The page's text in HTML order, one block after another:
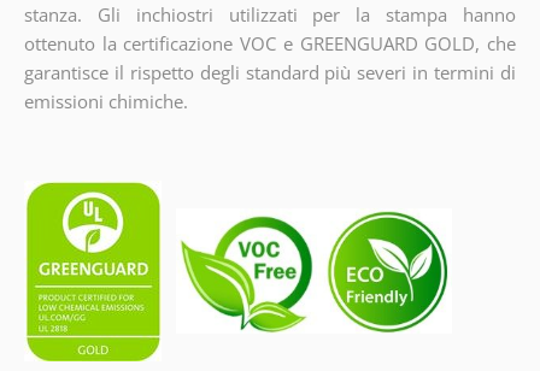
stanza. Gli inchiostri utilizzati per la stampa hanno
ottenuto la certificazione VOC e GREENGUARD GOLD, che
garantisce il rispetto degli standard più severi in termini di
emissioni chimiche.